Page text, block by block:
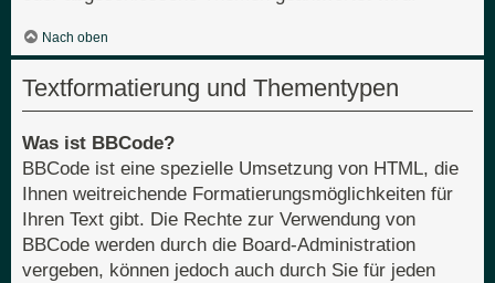
Nach oben
Textformatierung und Thementypen
Was ist BBCode?
BBCode ist eine spezielle Umsetzung von HTML, die
Ihnen weitreichende Formatierungsmöglichkeiten für
Ihren Text gibt. Die Rechte zur Verwendung von
BBCode werden durch die Board-Administration
vergeben, können jedoch auch durch Sie für jeden